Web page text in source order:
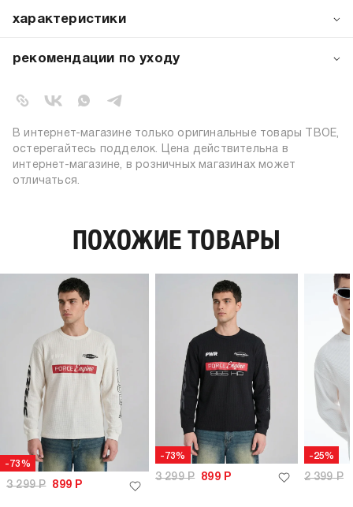
характеристики
цвет:
состав:
100% хлопок
силуэт:
оверсайз
узор:
однотонный
плотность материала,
240
рекомендации по уходу
стирка вывернутой наизнанку
не отбеливать
глажение вывернутой наизнанку
глажение при 150ºС
химчистка запрещена
В интернет-магазине только оригинальные товары ТВОЕ,
остерегайтесь подделок. Цена действительна в
интернет-магазине, в розничных магазинах может
отличаться.
ПОХОЖИЕ ТОВАРЫ
-73%
3 299Р 899 Р
-73%
3 299Р 899Р
-25%
2 399Р